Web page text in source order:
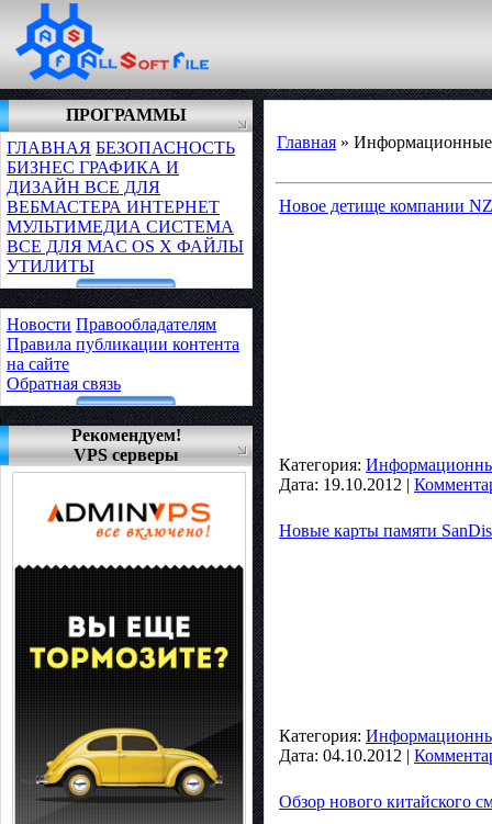
ПРОГРАММЫ
ГЛАВНАЯ БЕЗОПАСНОСТЬ
БИЗНЕС ГРАФИКА И
ДИЗАЙН ВСЕ ДЛЯ
ВЕБМАСТЕРА ИНТЕРНЕТ
МУЛЬТИМЕДИА СИСТЕМА
ВСЕ ДЛЯ MAC OS X ФАЙЛЫ
УТИЛИТЫ
Новости Правообладателям
Правила публикации контента
на сайте
Обратная связь
Рекомендуем!
VPS серверы
Главная » Информационные
Новое детище компании
Категория:
Дата: 19.10.2012 |
Новые карты памяти
Категория:
Дата: 04.10.2012 |
Обзор нового китайского